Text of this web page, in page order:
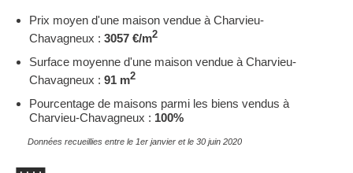
Prix moyen d'une maison vendue à Charvieu-
Chavagneux : 3057 €/m2
Surface moyenne d'une maison vendue à Charvieu-
Chavagneux : 91 m2
Pourcentage de maisons parmi les biens vendus à
Charvieu-Chavagneux : 100%
Données recueillies entre le 1er janvier et le 30 juin 2020